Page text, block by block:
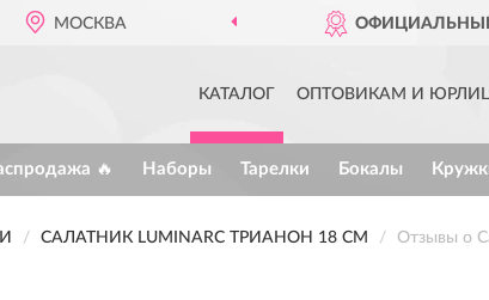
МОСКВА
КАТАЛОГ ОПТОВИКАМ И
🔥 Наборы Тарелки Бокалы
САЛАТНИК LUMINARC ТРИАНОН 18 СМ Отзывы о